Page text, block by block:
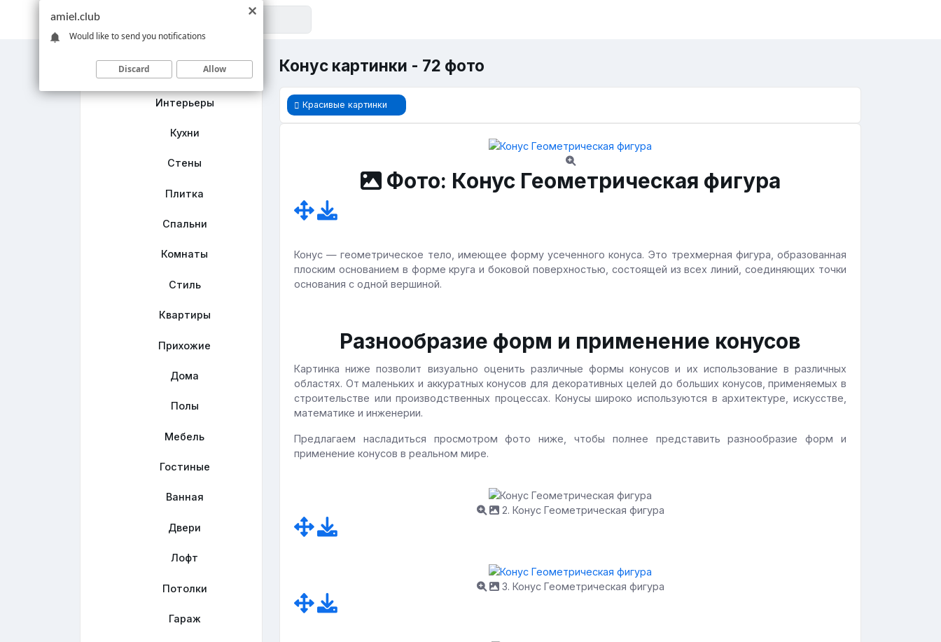
Главная
Интерьеры
Кухни
Стены
Плитка
Спальни
Комнаты
Стиль
Квартиры
Прихожие
Дома
Полы
Мебель
Гостиные
Ванная
Двери
Лофт
Потолки
Гараж
Конус картинки - 72 фото
Красивые картинки
Фото: Конус Геометрическая фигура
Конус — геометрическое тело, имеющее форму усеченного конуса. Это трехмерная фигура, образованная
плоским основанием в форме круга и боковой поверхностью, состоящей из всех линий, соединяющих точки
основания с одной вершиной.
Разнообразие форм и применение конусов
Картинка ниже позволит визуально оценить различные формы конусов и их использование в различных
областях. От маленьких и аккуратных конусов для декоративных целей до больших конусов, применяемых в
строительстве или производственных процессах. Конусы широко используются в архитектуре, искусстве,
математике и инженерии.
Предлагаем насладиться просмотром фото ниже, чтобы полнее представить разнообразие форм и
применение конусов в реальном мире.
2. Конус Геометрическая фигура
3. Конус Геометрическая фигура
amiel.club
Would like to send you notifications
Discard Allow